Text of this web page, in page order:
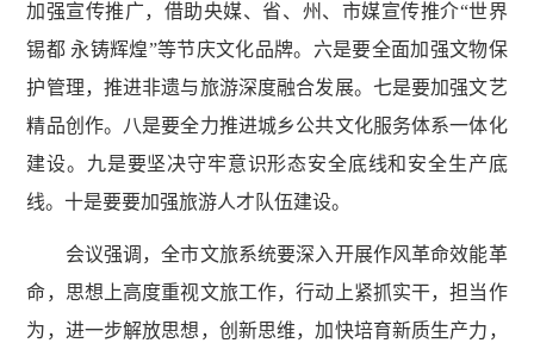
加强宣传推广，借助央媒、省、州、市媒宣传推介“世界
锡都 永铸辉煌”等节庆文化品牌。六是要全面加强文物保
护管理，推进非遗与旅游深度融合发展。七是要加强文艺
精品创作。八是要全力推进城乡公共文化服务体系一体化
建设。九是要坚决守牢意识形态安全底线和安全生产底
线。十是要要加强旅游人才队伍建设。
会议强调，全市文旅系统要深入开展作风革命效能革
命，思想上高度重视文旅工作，行动上紧抓实干，担当作
为，进一步解放思想，创新思维，加快培育新质生产力，